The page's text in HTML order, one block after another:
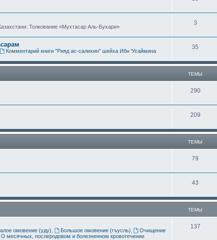
ы
ы
Толкование «Мухтасар Аль-Бухари»
3Т
м
ы
Комментарий книги "Рияд ас-салихин" шейха Ибн 'Усаймина
35
м
ТЕМЫ
290Т
м
ы
209Т
м
ТЕМЫ
79
ы
43
м
ТЕМЫ
омовение (уду) Большое омовение (гъусль)
Очищение
О месячных, послеродовом и болезненном кровотечении
137Т